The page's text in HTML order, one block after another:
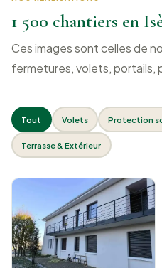
1 500 chantiers en
Ces images sont celles de
fermetures, volets, portails,
Tout Volets Protection
Terrasse & Extérieur